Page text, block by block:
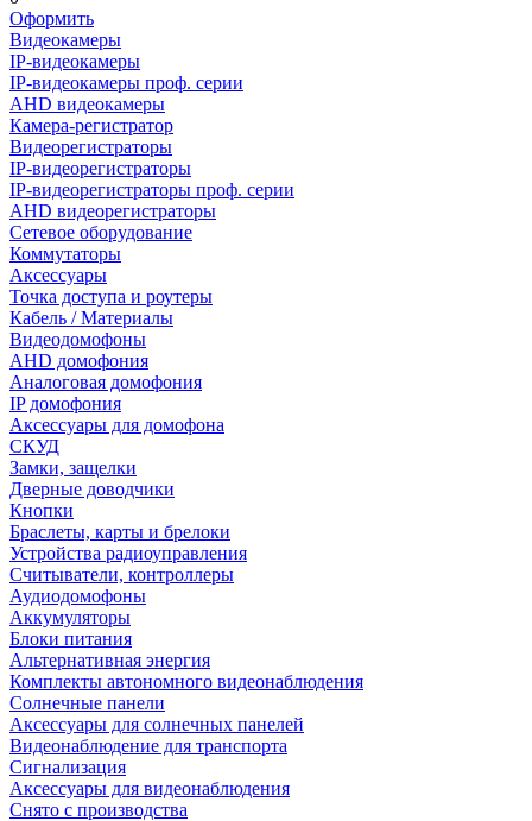
Оформить
Видеокамеры
IP-видеокамеры
IP-видеокамеры проф. серии
AHD видеокамеры
Камера-регистратор
Видеорегистраторы
IP-видеорегистраторы
IP-видеорегистраторы проф. серии
AHD видеорегистраторы
Сетевое оборудование
Коммутаторы
Аксессуары
Точка доступа и роутеры
Кабель / Материалы
Видеодомофоны
AHD домофония
Аналоговая домофония
IP домофония
Аксессуары для домофона
СКУД
Замки, защелки
Дверные доводчики
Кнопки
Браслеты, карты и брелоки
Устройства радиоуправления
Считыватели, контроллеры
Аудиодомофоны
Аккумуляторы
Блоки питания
Альтернативная энергия
Комплекты автономного видеонаблюдения
Солнечные панели
Аксессуары для солнечных панелей
Видеонаблюдение для транспорта
Сигнализация
Аксессуары для видеонаблюдения
Снято с производства